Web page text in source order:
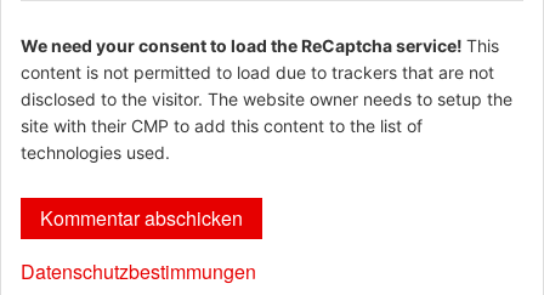
We need your consent to load the ReCaptcha service! This
content is not permitted to load due to trackers that are not
disclosed to the visitor. The website owner needs to setup the
site with their CMP to add this content to the list of
technologies used.
Datenschutzbestimmungen